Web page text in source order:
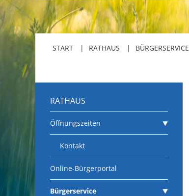
START RATHAUS BÜRGERSERVICE
RATHAUS
Öffnungszeiten
Kontakt
Online-Bürgerportal
Bürgerservice